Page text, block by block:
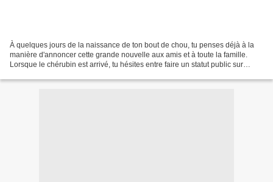
À quelques jours de la naissance de ton bout de chou, tu penses déjà à la
manière d'annoncer cette grande nouvelle aux amis et à toute la famille.
Lorsque le chérubin est arrivé, tu hésites entre faire un statut public sur